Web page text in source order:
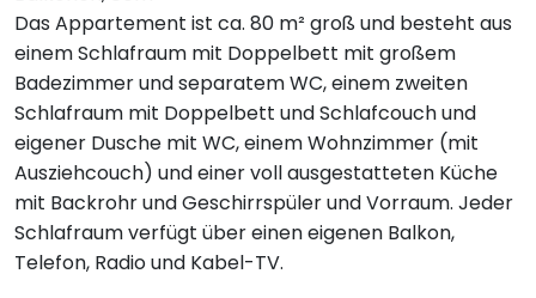
Das Appartement ist ca. 80 m² groß und besteht aus
einem Schlafraum mit Doppelbett mit großem
Badezimmer und separatem WC, einem zweiten
Schlafraum mit Doppelbett und Schlafcouch und
eigener Dusche mit WC, einem Wohnzimmer (mit
Ausziehcouch) und einer voll ausgestatteten Küche
mit Backrohr und Geschirrspüler und Vorraum. Jeder
Schlafraum verfügt über einen eigenen Balkon,
Telefon, Radio und Kabel-TV.